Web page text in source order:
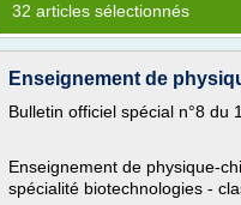
32 articles sélectionnés
Enseignement de
Bulletin officiel spécial n°8 du
Enseignement de physique-
spécialité biotechnologies -